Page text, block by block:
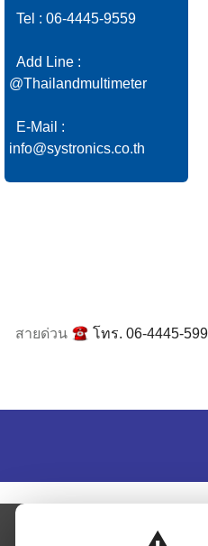
info@systronics.co.th
Notice
Please close this notice to